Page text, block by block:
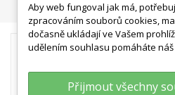
Náhradní Kůže A Žíly Pro Model
Aby web fungoval jak má,
zpracováním souborů cookies,
dočasně ukládají ve Vašem
udělením souhlasu pomáháte
Přijmout všechny